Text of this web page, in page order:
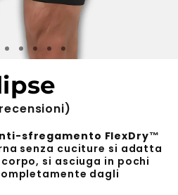
sfregamento FlexDry™
senza cuciture si adatta
si asciuga in pochi
dagli